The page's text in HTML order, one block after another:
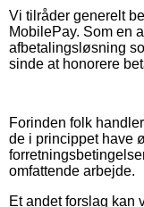
Vi tilråder generelt
MobilePay. Som en
afbetalingsløsning
sinde at honorere
Forinden folk
de i princippet have
omfattende arbejde.
Et andet forslag